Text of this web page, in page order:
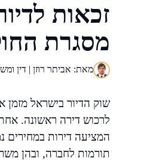
זכאות
מסגרת
מאת: אביתר רוזן | דין
שוק הדיור בישראל מזמן
לרכוש דירה ראשונה.
המציעה דירות במחירים
תורמות לחברה, ובהן